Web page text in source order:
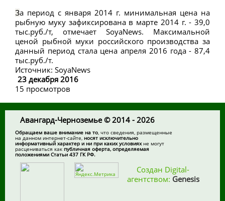
За период с января 2014 г. минимальная цена на
рыбную муку зафиксирована в марте 2014 г. - 39,0
тыс.руб./т, отмечает SoyaNews. Максимальной
ценой рыбной муки российского производства за
данный период стала цена апреля 2016 года - 87,4
тыс.руб./т.
Источник: SoyaNews
23 декабря 2016
15 просмотров
Авангард-Черноземье © 2014 - 2026
Обращаем ваше внимание на то, что сведения, размещенные
на данном интернет-сайте, носят исключительно
информативный характер и ни при каких условияхне могут
расцениваться как публичная оферта, определяемая
положениями Статьи 437 ГК РФ.
Создан Digital-
агентством: Genesis